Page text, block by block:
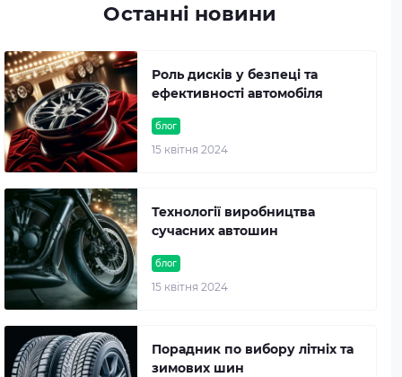
Останні новини
блог
15 квітня 2024
Роль дисків у безпеці та
ефективності автомобіля
блог
15 квітня 2024
Технології виробництва
сучасних автошин
Порадник по вибору літніх та
зимових шин